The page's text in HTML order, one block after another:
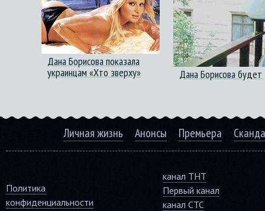
Дана Борисова показала
украинцам «Хто зверху»
Дана Борисова будет
Личная жизнь Анонсы Премьера
Политика
конфиденциальности
канал ТНТ
Первый канал
канал СТС